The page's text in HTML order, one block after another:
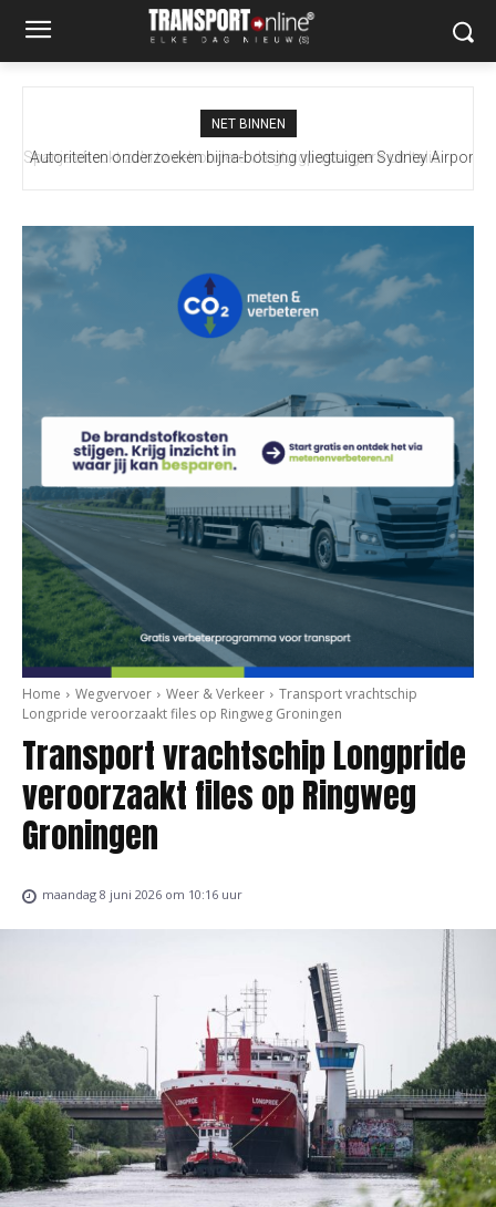
NET BINNEN
Autoriteiten onderzoeken bijna-botsing vliegtuigen Sydney Airport
Home Wegvervoer Weer & Verkeer
Transport vrachtschip
Longpride veroorzaakt files op Ringweg Groningen
Transport vrachtschip Longpride
veroorzaakt files op Ringweg
Groningen
maandag 8 juni 2026 om 10:16 uur